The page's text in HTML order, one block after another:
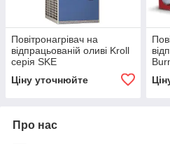
Повітронагрівач на
відпрацьованій оливі Kroll
серія SKE
Ціну уточнюйте
Про нас